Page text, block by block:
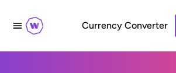
Currency Converter